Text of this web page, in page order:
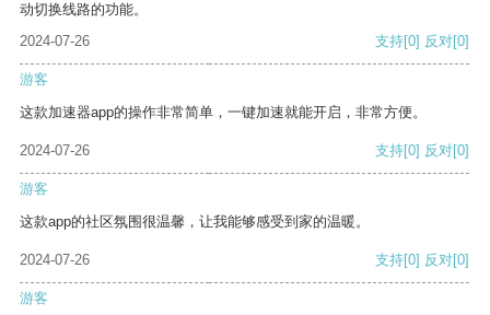
动切换线路的功能。
2024-07-26
支持[0] 反对[0]
游客
这款加速器app的操作非常简单，一键加速就能开启，非常方便。
2024-07-26 支持[0] 反对[0]
游客
这款app的社区氛围很温馨，让我能够感受到家的温暖。
2024-07-26 支持[0] 反对[0]
游客